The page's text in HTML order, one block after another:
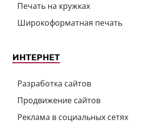
Печать на кружках
Широкоформатная печать
ИНТЕРНЕТ
Разработка сайтов
Продвижение сайтов
Реклама в социальных сетях